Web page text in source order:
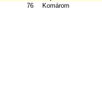
76 Komárom